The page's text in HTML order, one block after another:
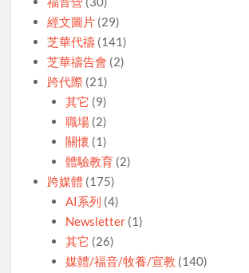
經文圖片 (29)
芝華代禱 (141)
芝華禱告會 (2)
跨代際 (21)
其它 (9)
職場(2)
關懷 (1)
體驗教育(2)
跨媒體 (175)
AI系列 (4)
Newsletter(1)
其它 (26)
媒體/福音/牧養/宣教 (140)